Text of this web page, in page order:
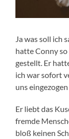
Ja was soll ich
hatte Conny
gestellt. Er
ich war sofort
uns
Er liebt das
fremde
bloß keinen